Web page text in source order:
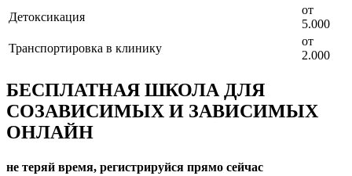
Детоксикация
от
5.000
Транспортировка в клинику
от
2.000
БЕСПЛАТНАЯ ШКОЛА ДЛЯ
СОЗАВИСИМЫХ И ЗАВИСИМЫХ
ОНЛАЙН
не теряй время, регистрируйся прямо сейчас